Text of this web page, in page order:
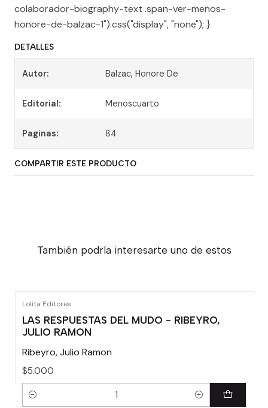
colaborador-biography-text .span-ver-menos-
honore-de-balzac-1").css("display", "none"); }
DETALLES
Autor: Balzac, Honore De
Editorial: Menoscuarto
Paginas: 84
COMPARTIR ESTE PRODUCTO
También podría interesarte uno de estos
Lolita Editores
LAS RESPUESTAS DEL MUDO - RIBEYRO,
JULIO RAMON
Ribeyro, Julio Ramon
$5.000
Cantidad